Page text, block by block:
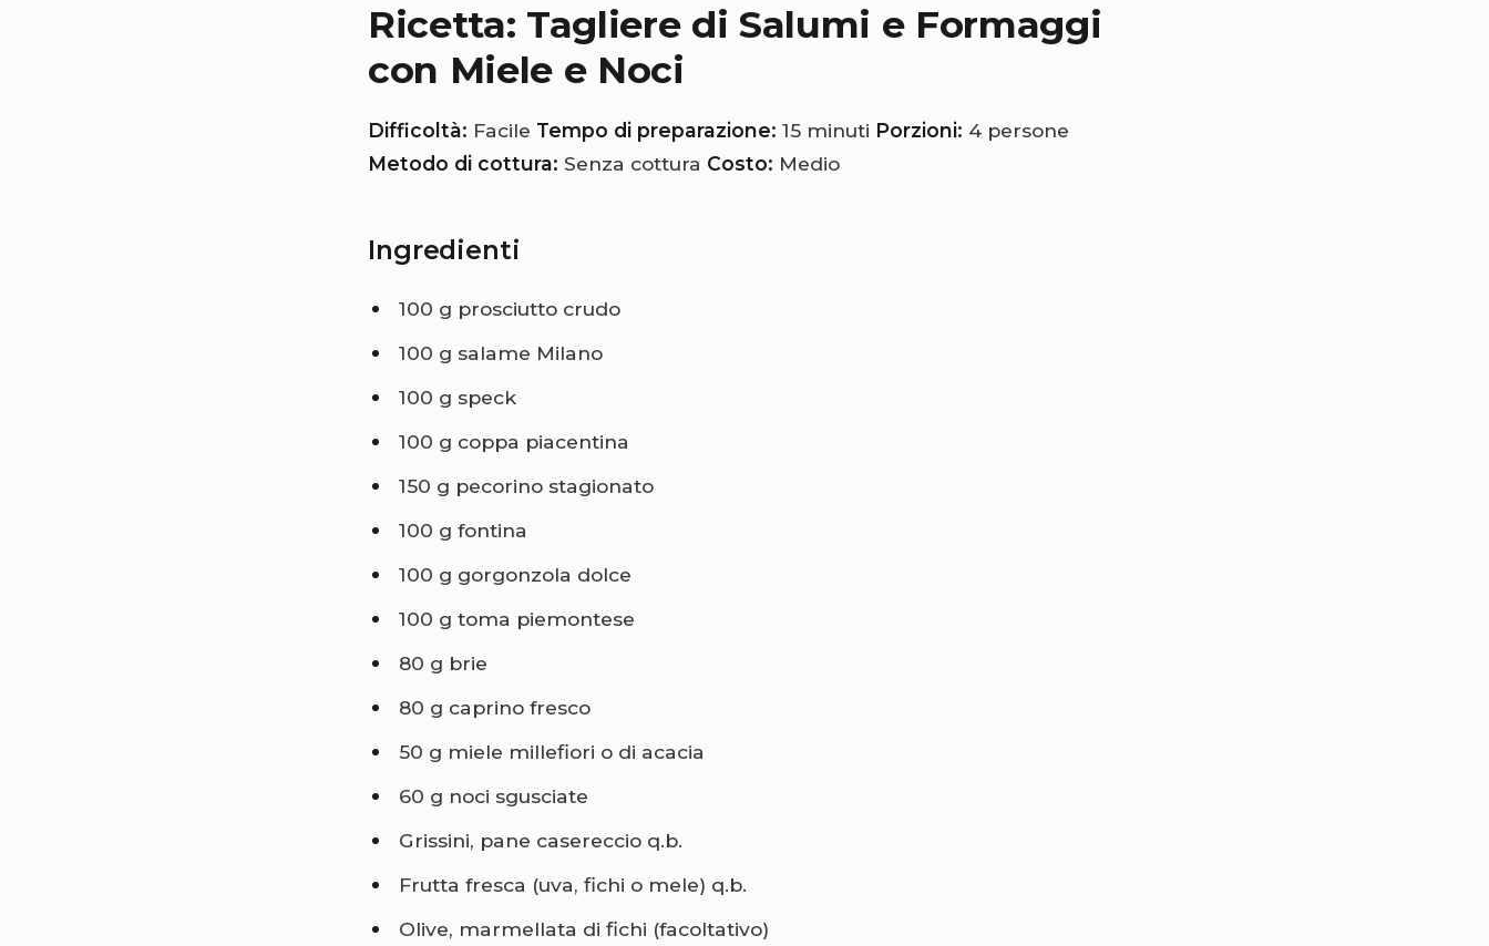
Ricetta: Tagliere di Salumi e Formaggi
con Miele e Noci
Difficoltà: Facile Tempo di preparazione: 15 minuti Porzioni: 4 persone
Metodo di cottura: Senza cottura Costo: Medio
Ingredienti
100 g prosciutto crudo
100 g salame Milano
100 g speck
100 g coppa piacentina
150 g pecorino stagionato
100 g fontina
100 g gorgonzola dolce
100 g toma piemontese
80 g brie
80 g caprino fresco
50 g miele millefiori o di acacia
60 g noci sgusciate
Grissini, pane casereccio q.b.
Frutta fresca (uva, fichi o mele) q.b.
Olive, marmellata di fichi (facoltativo)